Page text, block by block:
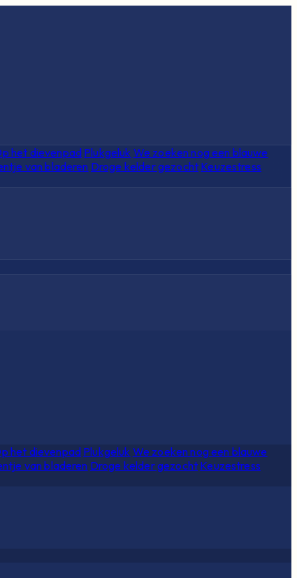
het dievenpad Plukgeluk We zoeken nog een blauwe
van bladeren Droge kelder gezocht Keuzestress
het dievenpad Plukgeluk We zoeken nog een blauwe
van bladeren Droge kelder gezocht Keuzestress